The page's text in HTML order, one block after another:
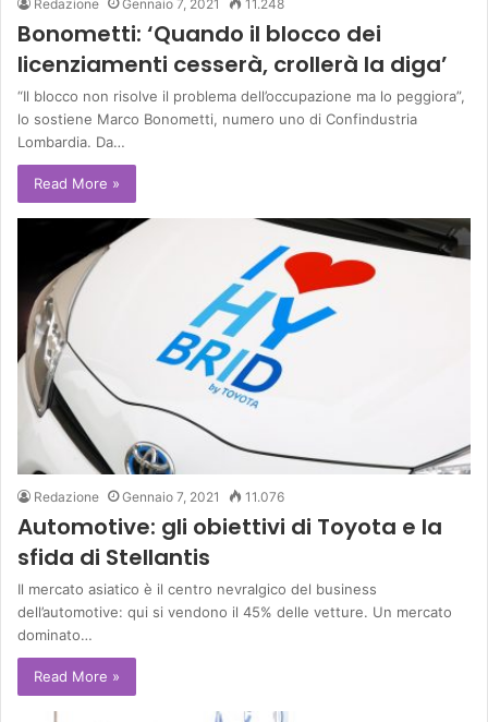
Redazione Gennaio 7, 2021 11.248
Bonometti: ‘Quando il blocco dei
licenziamenti cesserà, crollerà la diga’
“Il blocco non risolve il problema dell’occupazione ma lo peggiora”,
lo sostiene Marco Bonometti, numero uno di Confindustria
Lombardia. Da…
Read More »
Redazione Gennaio 7, 2021 11.076
Automotive: gli obiettivi di Toyota e la
sfida di Stellantis
Il mercato asiatico è il centro nevralgico del business
dell’automotive: qui si vendono il 45% delle vetture. Un mercato
dominato…
Read More »